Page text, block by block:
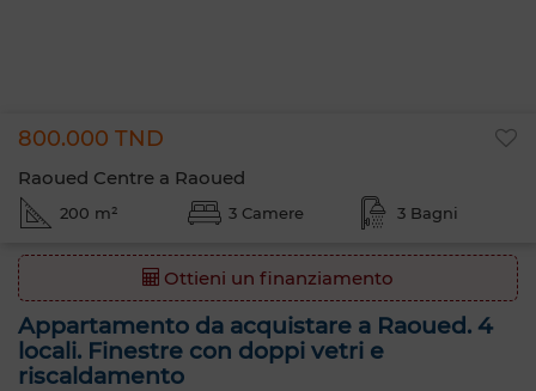
800.000 TND
Raoued Centre a Raoued
200 m² 3 Camere 3 Bagni
Ottieni un finanziamento
Appartamento da acquistare a Raoued. 4
locali. Finestre con doppi vetri e
riscaldamento